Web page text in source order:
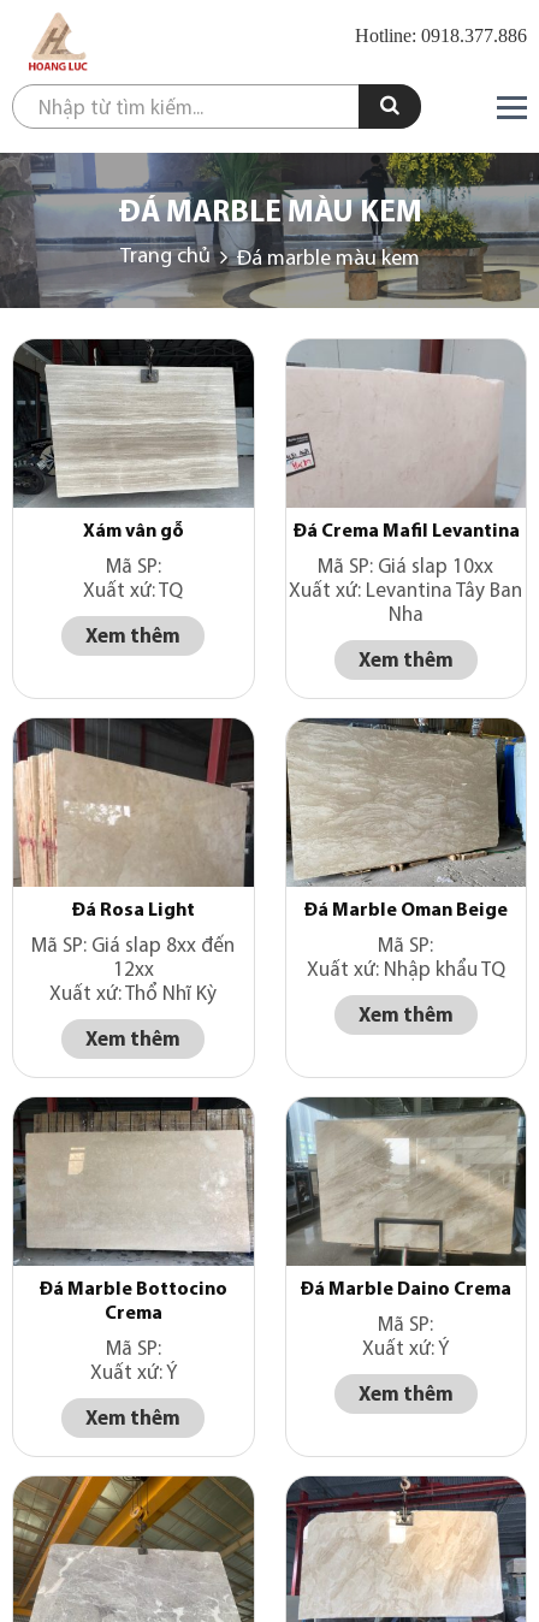
Hotline: 0918.377.886
ĐÁ MARBLE MÀU KEM
Trang chủ Đá marble màu kem
Xám vân gỗ
Mã SP:
Xuất xứ: TQ
Xem thêm
Đá Crema Mafil Levantina
Mã SP: Giá slap 10xx
Xuất xứ: Levantina Tây Ban
Nha
Xem thêm
Đá Rosa Light
Mã SP: Giá slap 8xx đến
12xx
Xuất xứ: Thổ Nhĩ Kỳ
Xem thêm
Đá Marble Oman Beige
Mã SP:
Xuất xứ: Nhập khẩu TQ
Xem thêm
Đá Marble Bottocino
Crema
Mã SP:
Xuất xứ: Ý
Xem thêm
Đá Marble Daino Crema
Mã SP:
Xuất xứ: Ý
Xem thêm